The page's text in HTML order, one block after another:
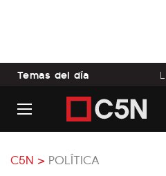
Temas del día
C5N > POLÍTICA